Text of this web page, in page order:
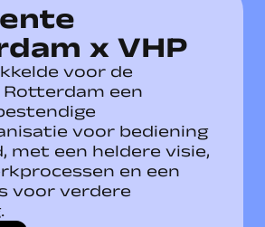
x VHP
voor de
Rotterdam een
voor bediening
met een heldere visie,
en een
voor verdere